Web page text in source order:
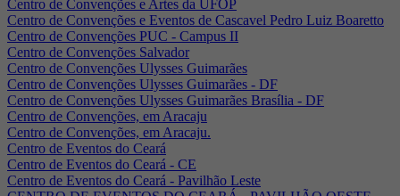
Centro de Convenções e Artes da UFOP
Centro de Convenções e Eventos de Cascavel Pedro Luiz Boaretto
Centro de Convenções PUC - Campus II
Centro de Convenções Salvador
Centro de Convenções Ulysses Guimarães
Centro de Convenções Ulysses Guimarães - DF
Centro de Convenções Ulysses Guimarães Brasília - DF
Centro de Convenções, em Aracaju
Centro de Convenções, em Aracaju.
Centro de Eventos do Ceará
Centro de Eventos do Ceará - CE
Centro de Eventos do Ceará - Pavilhão Leste